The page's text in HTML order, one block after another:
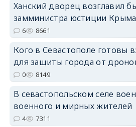
Ханский дворец возглавил
замминистра юстиции Крыма
6 8661
Кого в Севастополе готовы
для защиты города от
0 8149
В севастопольском селе
военного и мирных жителей
4 7311